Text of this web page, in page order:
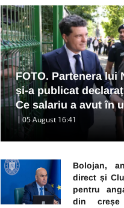
FOTO. Partenera lui
și-a publicat
Ce salariu a avut în
05 August 16:41
Bolojan,
direct și
pentru
din